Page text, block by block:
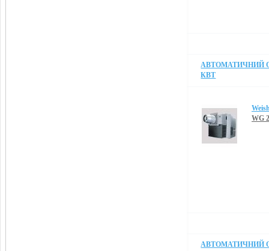
АВТОМАТИЧНИЙ
КВТ
WG
АВТОМАТИЧНИЙ